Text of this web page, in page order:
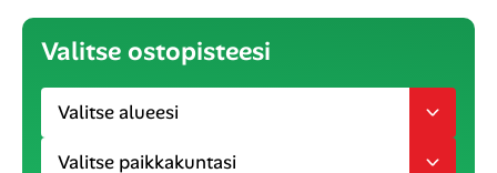
Valitse ostopisteesi